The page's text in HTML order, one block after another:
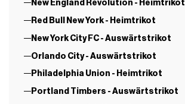
New England Revolution - Heimtrikot
Red Bull New York - Heimtrikot
New York City FC - Auswärtstrikot
Orlando City - Auswärtstrikot
Philadelphia Union - Heimtrikot
Portland Timbers - Auswärtstrikot